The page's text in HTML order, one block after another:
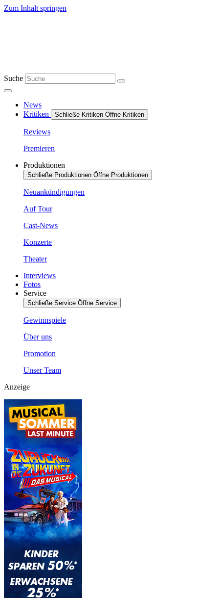
Zum Inhalt springen
Suche
News
Kritiken
Schließe Kritiken Öffne Kritiken
Reviews
Premieren
Produktionen
Schließe Produktionen Öffne Produktionen
Neuankündigungen
Auf Tour
Cast-News
Konzerte
Theater
Interviews
Fotos
Service
Schließe Service Öffne Service
Gewinnspiele
Über uns
Promotion
Unser Team
Anzeige